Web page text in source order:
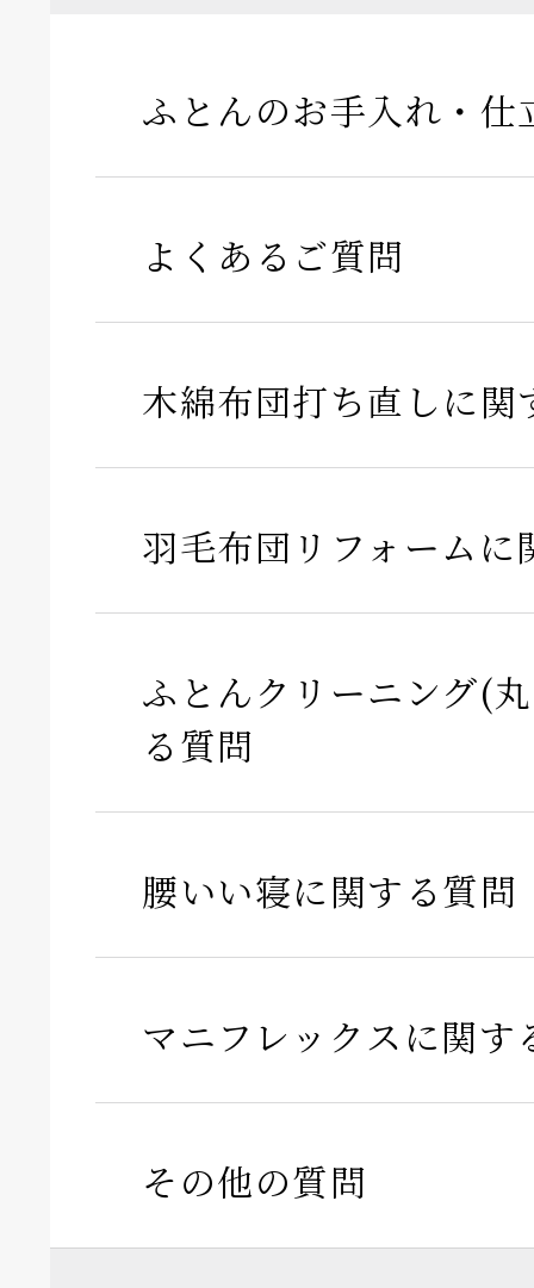
ふとんのお手入れ・仕
よくあるご質問
木綿布団打ち直しに関
羽毛布団リフォームに
ふとんクリーニング(
る質問
腰いい寝に関する質問
マニフレックスに関す
その他の質問